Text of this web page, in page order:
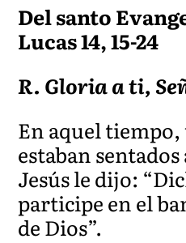
Del santo
Lucas 14, 15-24
R. Gloria a ti,
En aquel tiempo,
estaban sentados
Jesús le dijo:
participe en el
de Dios”.